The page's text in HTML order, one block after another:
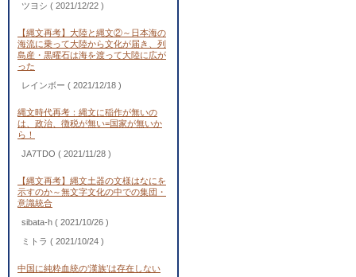
ツヨシ ( 2021/12/22 )
【縄文再考】大陸と縄文②～日本海の
海流に乗って大陸から文化が届き、列
島産・黒曜石は海を渡って大陸に広が
った
レインボー ( 2021/12/18 )
縄文時代再考：縄文に稲作が無いの
は、政治、徴税が無い=国家が無いか
ら！
JA7TDO ( 2021/11/28 )
【縄文再考】縄文土器の文様はなにを
示すのか～無文字文化の中での集団・
意識統合
sibata-h ( 2021/10/26 )
ミトラ ( 2021/10/24 )
中国に純粋血統の‘漢族’は存在しない